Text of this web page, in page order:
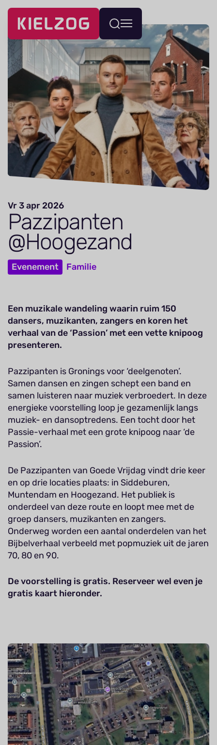
Navigatie
overslaan
Wissel
menu
Vr 3 apr 2026
Paz­zi­panten
@Hoogezand
Evenement Familie
Een muzikale wandeling waarin ruim 150
dansers, muzikanten, zangers en koren het
verhaal van de ‘Passion’ met een vette knipoog
presenteren.
Pazzipanten is Gronings voor ‘deelgenoten’.
Samen dansen en zingen schept een band en
samen luisteren naar muziek verbroedert. In deze
energieke voorstelling loop je gezamenlijk langs
muziek- en dansoptredens. Een tocht door het
Passie-verhaal met een grote knipoog naar ‘de
Passion’.
De Pazzipanten van Goede Vrijdag vindt drie keer
en op drie locaties plaats: in Siddeburen,
Muntendam en Hoogezand. Het publiek is
onderdeel van deze route en loopt mee met de
groep dansers, muzikanten en zangers.
Onderweg worden een aantal onderdelen van het
Bijbelverhaal verbeeld met popmuziek uit de jaren
70, 80 en 90.
De voorstelling is gratis. Reserveer wel even je
gratis kaart hieronder.